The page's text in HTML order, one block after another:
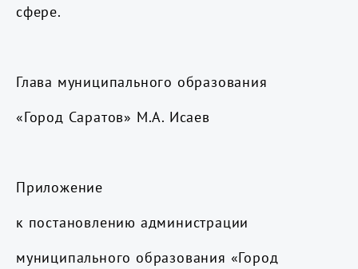
сфере.
Глава муниципального образования
«Город Саратов» М.А. Исаев
Приложение
к постановлению администрации
муниципального образования «Город